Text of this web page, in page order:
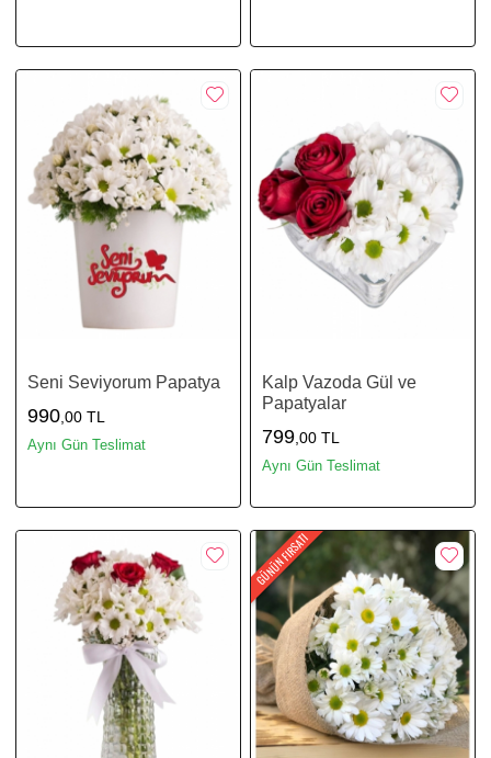
Seni Seviyorum Papatya
990,00 TL
Aynı Gün Teslimat
Kalp Vazoda Gül ve
Papatyalar
799,00 TL
Aynı Gün Teslimat
GÜNÜN FIRSATI